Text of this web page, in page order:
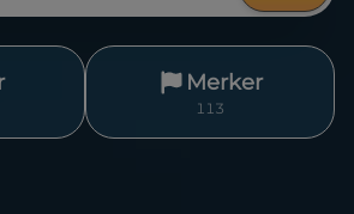
Merker
113